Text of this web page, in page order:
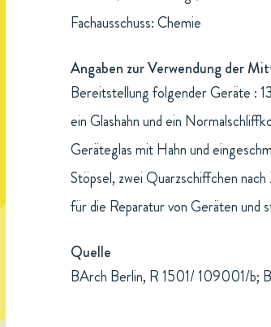
Fachausschuss: Chemie
Angaben zur Verwendung der
Bereitstellung folgender Geräte :
ein Glashahn und ein
Geräteglas mit Hahn und
Stöpsel, zwei Quarzschiffchen
für die Reparatur von Geräten und
Quelle
BArch Berlin, R 1501/ 109001/b;